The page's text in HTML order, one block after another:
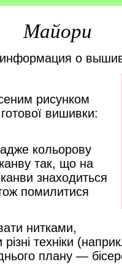
Майори
о
рисунком
вишивки:
кольорову
так, що на
знаходиться
помилитися
нитками,
різні техніки
плану —